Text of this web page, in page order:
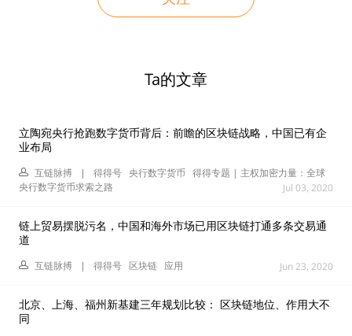
Ta的文章
立陶宛央行抢跑数字货币背后：前瞻的区块链战略，中国已有企
业布局
互链脉搏 | 得得号 央行数字货币 得得专题 | 主权加密力量：全球
央行数字货币求索之路
Jul 03, 2020
链上贸易摆脱污名，中国和海外市场已用区块链打通多条交易通
道
互链脉搏 | 得得号 区块链 应用 Jun 23, 2020
北京、上海、福州新基建三年规划比较： 区块链地位、作用大不
同